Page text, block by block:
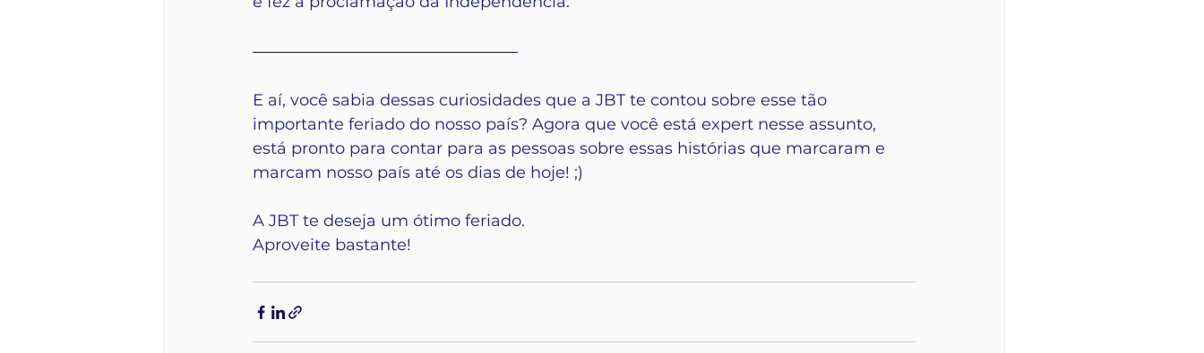
E aí, você sabia dessas curiosidades que a JBT te contou sobre esse tão
importante feriado do nosso país? Agora que você está expert nesse assunto,
está pronto para contar para as pessoas sobre essas histórias que marcaram e
marcam nosso país até os dias de hoje! ;)
A JBT te deseja um ótimo feriado.
Aproveite bastante!